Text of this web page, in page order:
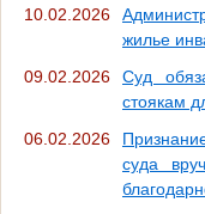
10.02.2026
жилье
09.02.2026
Суд
стоякам
06.02.2026
суда